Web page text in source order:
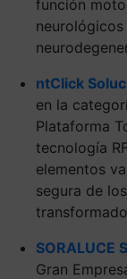
función
ntClick
en la
Plataforma
tecnología
elementos
segura de
SORALUCE
Gran